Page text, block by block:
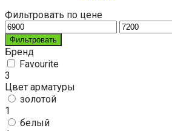
Фильтровать по цене
Фильтровать
Бренд
Favourite
3
Цвет арматуры
золотой
1
белый